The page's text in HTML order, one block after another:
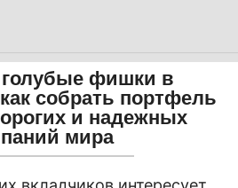
голубые фишки в
собрать портфель
и надежных
мира